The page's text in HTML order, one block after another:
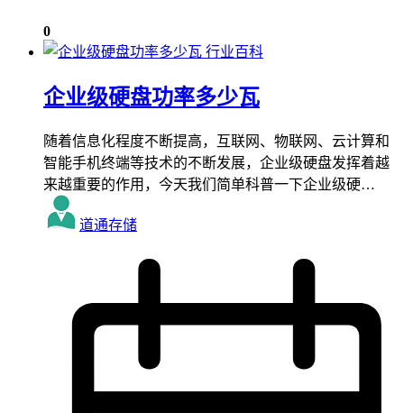
0
行业百科
企业级硬盘功率多少瓦
随着信息化程度不断提高，互联网、物联网、云计算和
智能手机终端等技术的不断发展，企业级硬盘发挥着越
来越重要的作用，今天我们简单科普一下企业级硬…
道通存储